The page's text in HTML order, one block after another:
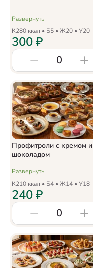
Развернуть
К280 ккал • Б5 • Ж20 • У20
300₽
0
Профитроли с кремом и
шоколадом
Развернуть
К210 ккал • Б4 • Ж14 • У18
240₽
0